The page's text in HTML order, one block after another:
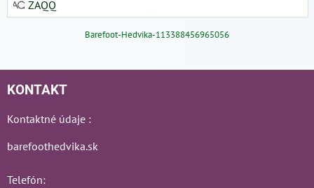
ZAQQ
Barefoot-Hedvika-113388456965056
KONTAKT
Kontaktné údaje :
barefoothedvika.sk
Telefón: